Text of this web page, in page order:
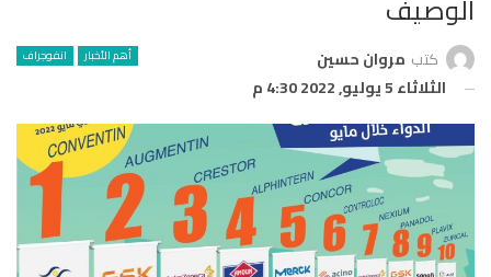
الوصيف
أهم الأخبار انفوجراف كتب مروان حسين
الثلاثاء 5 يوليو, 2022 4:30 م